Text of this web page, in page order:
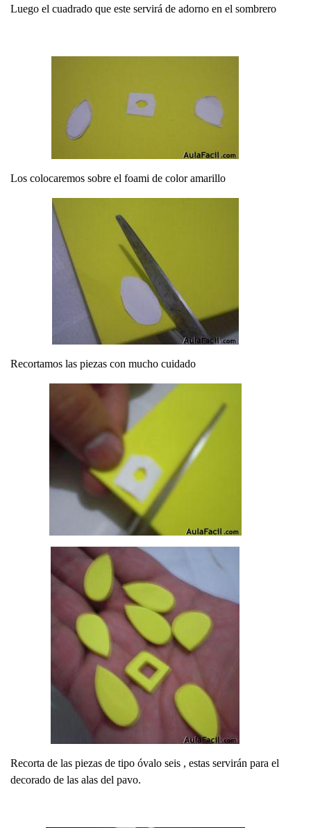
Luego el cuadrado que este servirá de adorno en el sombrero
Los colocaremos sobre el foami de color amarillo
Recortamos las piezas con mucho cuidado
Recorta de las piezas de tipo óvalo seis , estas servirán para el
decorado de las alas del pavo.